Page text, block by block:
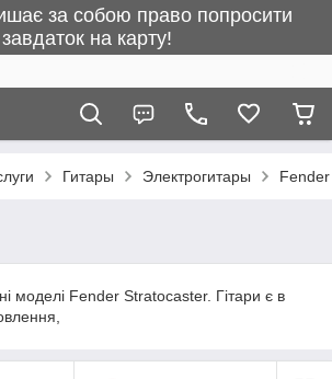
за собою право попросити
завдаток на карту!
Гитары Электрогитары Fender
моделі Fender Stratocaster. Гітари є в